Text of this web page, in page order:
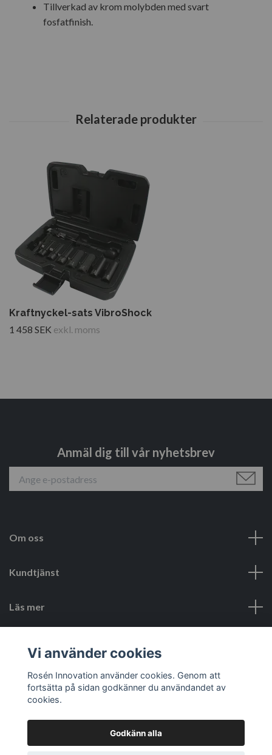
Tillverkad av krom molybden med svart
fosfatfinish.
Kraftnyckel-sats VibroShock
1 458 SEK exkl. moms
Anmäl dig till vår nyhetsbrev
Om oss
Kundtjänst
Läs mer
Vi använder cookies
Rosén Innovation använder cookies. Genom att
fortsätta på sidan godkänner du användandet av
cookies.
Godkänn alla